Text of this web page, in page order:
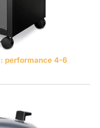
performance 4-6